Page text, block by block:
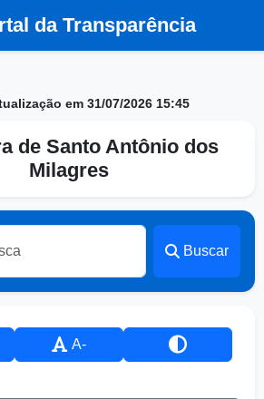
da Transparência
em 31/07/2026 15:45
de Santo Antônio dos
Milagres
Buscar
A-